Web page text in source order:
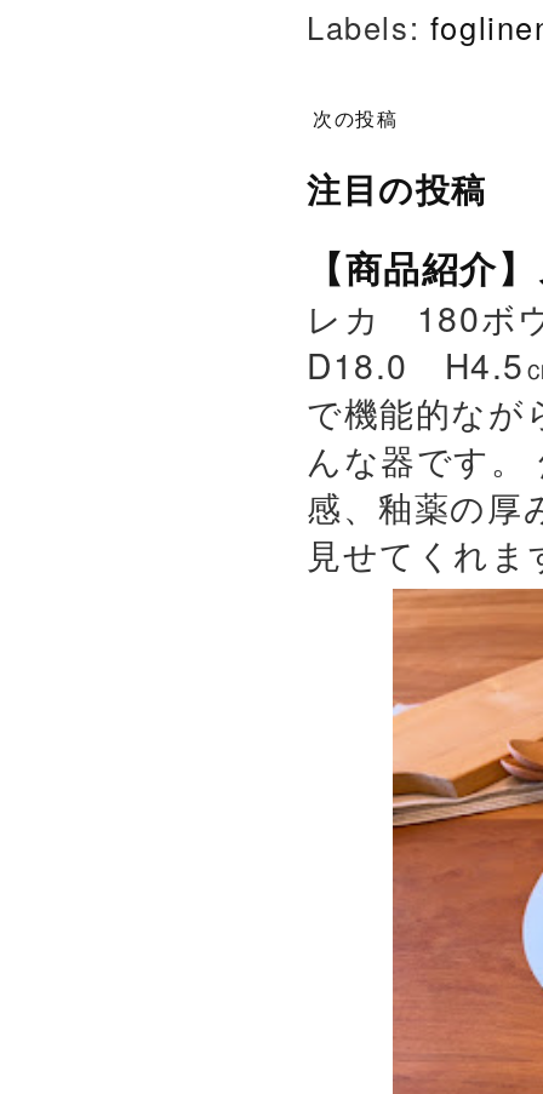
Labels:
次の投稿
注目の投稿
【商品紹介
レカ 180
D18.0 H4.5
で機能的なが
んな器です
感、釉薬の厚
見せてくれ